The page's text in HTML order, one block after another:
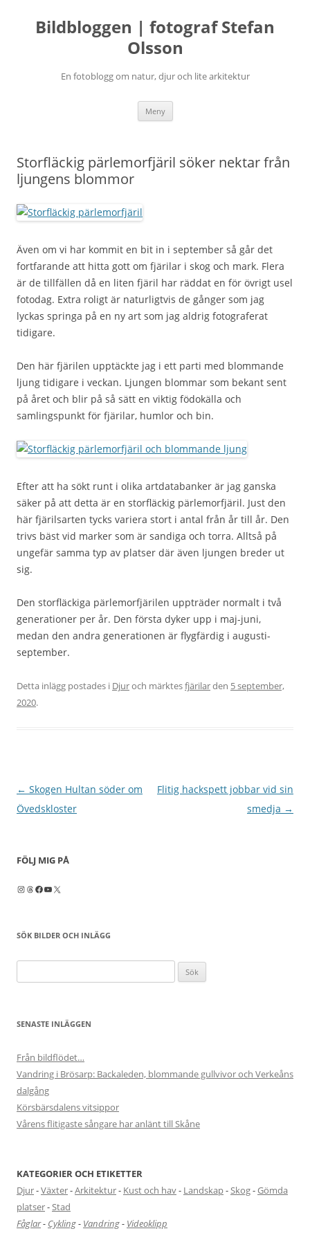
Bildbloggen | fotograf Stefan
Olsson
En fotoblogg om natur, djur och lite arkitektur
Meny Hoppa
innehåll
Storfläckig pärlemorfjäril söker nektar från
ljungens blommor
Även om vi har kommit en bit in i september så går det
fortfarande att hitta gott om fjärilar i skog och mark. Flera
är de tillfällen då en liten fjäril har räddat en för övrigt usel
fotodag. Extra roligt är naturligtvis de gånger som jag
lyckas springa på en ny art som jag aldrig fotograferat
tidigare.
Den här fjärilen upptäckte jag i ett parti med blommande
ljung tidigare i veckan. Ljungen blommar som bekant sent
på året och blir på så sätt en viktig födokälla och
samlingspunkt för fjärilar, humlor och bin.
Efter att ha sökt runt i olika artdatabanker är jag ganska
säker på att detta är en storfläckig pärlemorfjäril. Just den
här fjärilsarten tycks variera stort i antal från år till år. Den
trivs bäst vid marker som är sandiga och torra. Alltså på
ungefär samma typ av platser där även ljungen breder ut
sig.
Den storfläckiga pärlemorfjärilen uppträder normalt i två
generationer per år. Den första dyker upp i maj-juni,
medan den andra generationen är flygfärdig i augusti-
september.
Detta inlägg postades i Djuroch märktesfjärilarden 5 september,
2020.
Inläggsnavigering
← Skogen Hultan söder om
Övedskloster
Flitig hackspett jobbar vid sin
smedja →
FÖLJ MIG PÅ
Instagram
Threads
Facebook
YouTube
X
SÖK BILDER OCH INLÄGG
efter:
SENASTE INLÄGGEN
Från bildflödet…
Vandring i Brösarp: Backaleden, blommande gullvivor och Verkeåns
dalgång
Körsbärsdalens vitsippor
Vårens flitigaste sångare har anlänt till Skåne
KATEGORIER OCH ETIKETTER
Djur-Växter-Arkitektur- Kust och hav- Landskap-Skog-Gömda
platser-Stad
Fåglar- Cykling- Vandring- Videoklipp